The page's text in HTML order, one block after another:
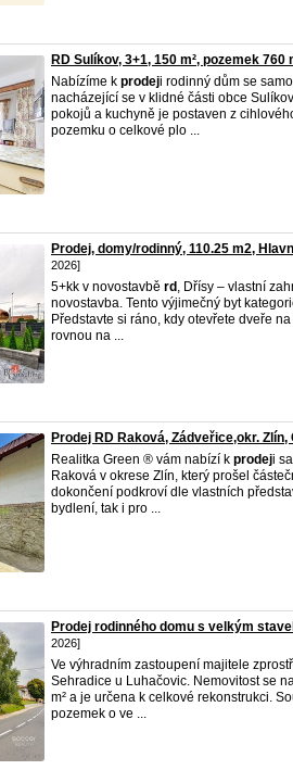
RD Sulíkov, 3+1, 150 m², pozemek 760
Nabízíme k prodeji rodinný dům se
nacházející se v klidné části obce
pokojů a kuchyně je postaven z
pozemku o celkové plo ...
Prodej, domy/rodinný, 110.25 m2,
2026]
5+kk v novostavbě rd , Dřísy – vlastní
novostavba. Tento výjimečný byt
Představte si ráno, kdy otevřete dveře
rovnou na ...
Prodej RD Raková, Zádveřice,okr. Zlín,
Realitka Green ® vám nabízí k prodeji
Raková v okrese Zlín, který prošel
dokončení podkroví dle vlastních
bydlení, tak i pro ...
Prodej rodinného domu s velkým
2026]
Ve výhradním zastoupení majitele
Sehradice u Luhačovic. Nemovitost se
m² a je určena k celkové rekonstrukci.
pozemek o ve ...